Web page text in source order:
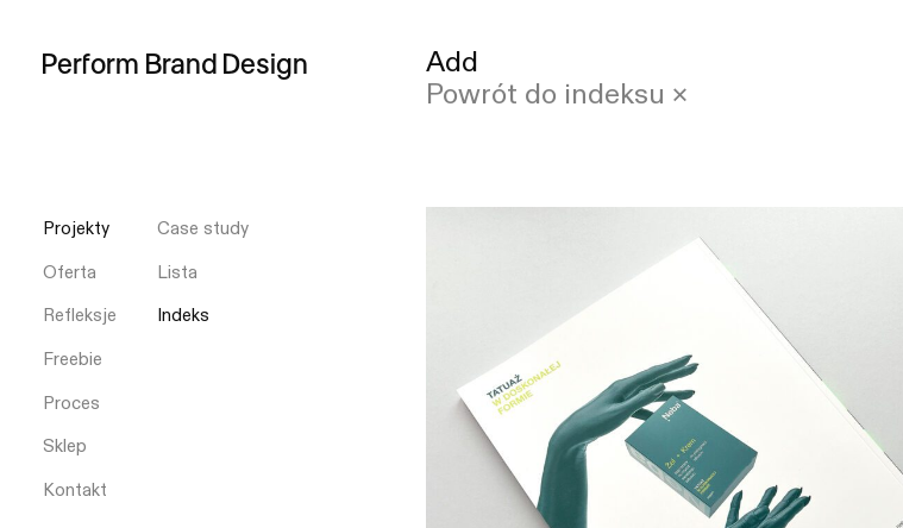
Perform Brand Design
Projekty
Oferta
Refleksje
Freebie
Proces
Sklep
Kontakt
Case study
Lista
Indeks
Add
Powrót do indeksu ×